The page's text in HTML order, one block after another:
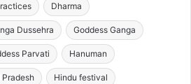
Dharma
Dussehra Goddess Ganga
Parvati Hanuman
Hindu festival